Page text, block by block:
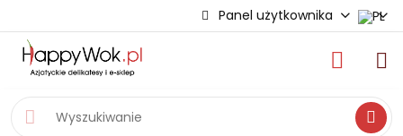
Panel użytkownika